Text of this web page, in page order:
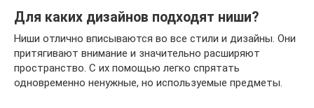
Для каких дизайнов подходят ниши?
Ниши отлично вписываются во все стили и дизайны. Они
притягивают внимание и значительно расширяют
пространство. С их помощью легко спрятать
одновременно ненужные, но используемые предметы.